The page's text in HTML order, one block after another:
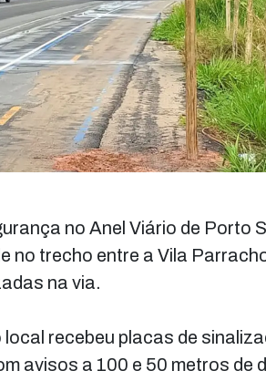
no Anel Viário de Porto
no trecho entre a Vila
na via.
recebeu placas de
avisos a 100 e 50 metros de